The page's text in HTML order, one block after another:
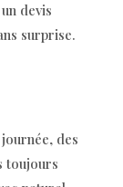
devis
surprise.
des
toujours